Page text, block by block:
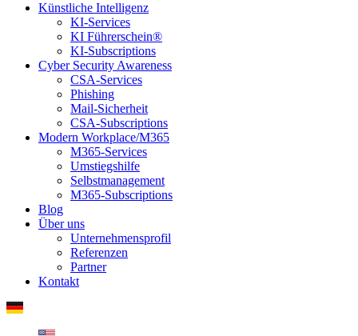
Künstliche Intelligenz
KI-Services
KI Führerschein®
KI-Subscriptions
Cyber Security Awareness
CSA-Services
Phishing
Mail-Sicherheit
CSA-Subscriptions
Modern Workplace/M365
M365-Services
Umstiegshilfe
Selbstmanagement
M365-Subscriptions
Blog
Über uns
Unternehmensprofil
Referenzen
Partner
Kontakt